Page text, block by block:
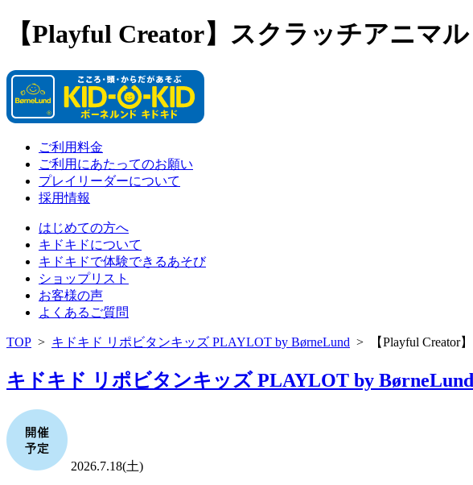
【Playful Creator】スクラッチアニマル
ご利用料金
ご利用にあたってのお願い
プレイリーダーについて
採用情報
はじめての方へ
キドキドについて
キドキドで体験できるあそび
ショップリスト
お客様の声
よくあるご質問
TOP > キドキド リポビタンキッズ PLAYLOT by BørneLund > 【Playful Creator
キドキド リポビタンキッズ PLAYLOT by
2026.7.18(土)